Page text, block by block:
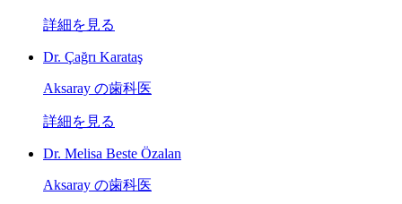
詳細を見る
Dr. Çağrı Karataş
Aksaray の歯科医
詳細を見る
Dr. Melisa Beste Özalan
Aksaray の歯科医